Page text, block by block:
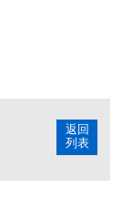
返回
列表